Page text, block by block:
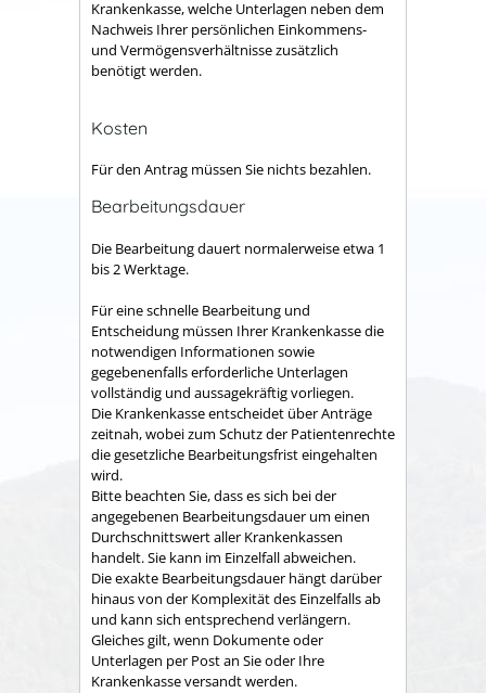
Krankenkasse, welche Unterlagen neben dem
Nachweis Ihrer persönlichen Einkommens-
und Vermögensverhältnisse zusätzlich
benötigt werden.
Kosten
Für den Antrag müssen Sie nichts bezahlen.
Bearbeitungsdauer
Die Bearbeitung dauert normalerweise etwa 1
bis 2 Werktage.
Für eine schnelle Bearbeitung und
Entscheidung müssen Ihrer Krankenkasse die
notwendigen Informationen sowie
gegebenenfalls erforderliche Unterlagen
vollständig und aussagekräftig vorliegen.
Die Krankenkasse entscheidet über Anträge
zeitnah, wobei zum Schutz der Patientenrechte
die gesetzliche Bearbeitungsfrist eingehalten
wird.
Bitte beachten Sie, dass es sich bei der
angegebenen Bearbeitungsdauer um einen
Durchschnittswert aller Krankenkassen
handelt. Sie kann im Einzelfall abweichen.
Die exakte Bearbeitungsdauer hängt darüber
hinaus von der Komplexität des Einzelfalls ab
und kann sich entsprechend verlängern.
Gleiches gilt, wenn Dokumente oder
Unterlagen per Post an Sie oder Ihre
Krankenkasse versandt werden.